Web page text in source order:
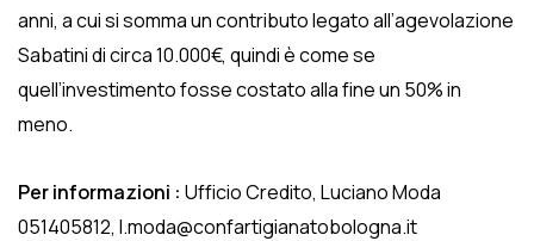
anni, a cui si somma un contributo legato all’agevolazione
Sabatini di circa 10.000€, quindi è come se
quell’investimento fosse costato alla fine un 50% in
meno.
Per informazioni : Ufficio Credito, Luciano Moda
051405812, l.moda@confartigianatobologna.it